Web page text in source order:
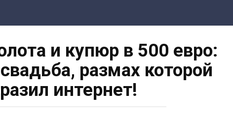
и купюр в 500 евро:
размах которой
интернет!